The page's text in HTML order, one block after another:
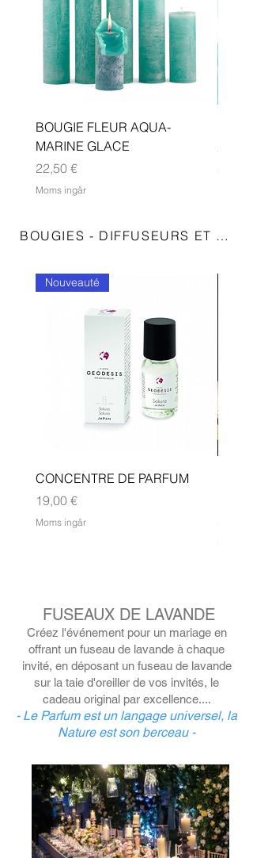
BOUGIE FLEUR AQUA-
MARINE GLACE
Pris
22,50 €
Moms ingår
Pris
39,50 €
BOUGIES - DIFFUSEURS ET
Nouveauté
CONCENTRE DE PARFUM
Pris
19,00 €
Moms ingår 29,00 €
FUSEAUX DE LAVANDE
Créez l'événement pour un mariage en
offrant un fuseau de lavande à chaque
invité, en déposant un fuseau de lavande
sur la taie d'oreiller de vos invités, le
cadeau original par excellence....
- Le Parfum est un langage universel, la
Nature est son berceau -